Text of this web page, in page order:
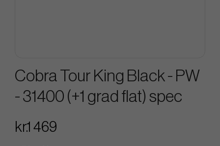
Cobra Tour King Black - PW
- 31400 (+1 grad flat) spec
kr.1 469